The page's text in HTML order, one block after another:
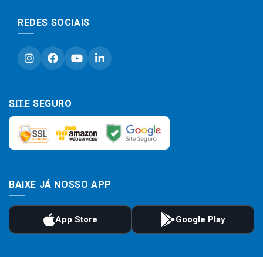
REDES SOCIAIS
SITE SEGURO
BAIXE JÁ NOSSO APP